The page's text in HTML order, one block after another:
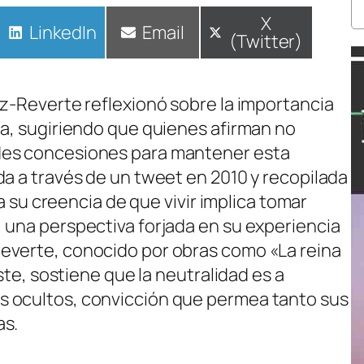
Compartir
LinkedIn Compartir
Email Compartir
en
X
(Twitter)
Reverte reflexionó sobre la importancia
sugiriendo que quienes afirman no
concesiones para mantener esta
a través de un tweet en 2010 y recopilada
creencia de que vivir implica tomar
perspectiva forjada en su experiencia
conocido por obras como «La reina
sostiene que la neutralidad es a
ocultos, convicción que permea tanto sus